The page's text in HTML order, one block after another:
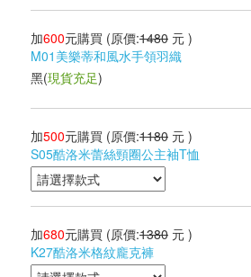
加600元購買 (原價:1480 元 )
M01美樂蒂和風水手領羽織
黑(現貨充足)
加500元購買 (原價:1180 元 )
S05酷洛米蕾絲頸圈公主袖T恤
加680元購買 (原價:1380 元 )
K27酷洛米格紋龐克褲